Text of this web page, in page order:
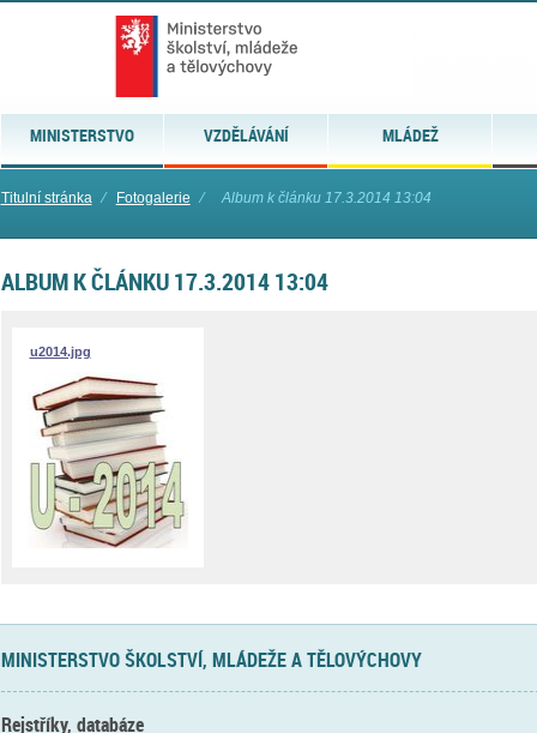
MINISTERSTVO VZDĚLÁVÁNÍ MLÁDEŽ
Titulní stránka ⁄ Fotogalerie ⁄ Album k článku 17.3.2014 13:04
ALBUM K ČLÁNKU 17.3.2014 13:04
u2014.jpg
MINISTERSTVO ŠKOLSTVÍ, MLÁDEŽE A TĚLOVÝCHOVY
Rejstříky, databáze